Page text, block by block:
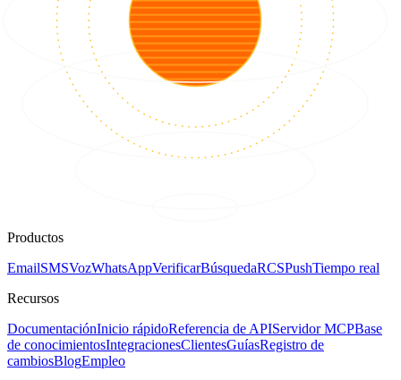
Productos
EmailSMSVozWhatsAppVerificarBúsquedaRCSPushTiempo real
Recursos
DocumentaciónInicio rápidoReferencia de APIServidor MCPBase
de conocimientosIntegracionesClientesGuíasRegistro de
cambiosBlogEmpleo